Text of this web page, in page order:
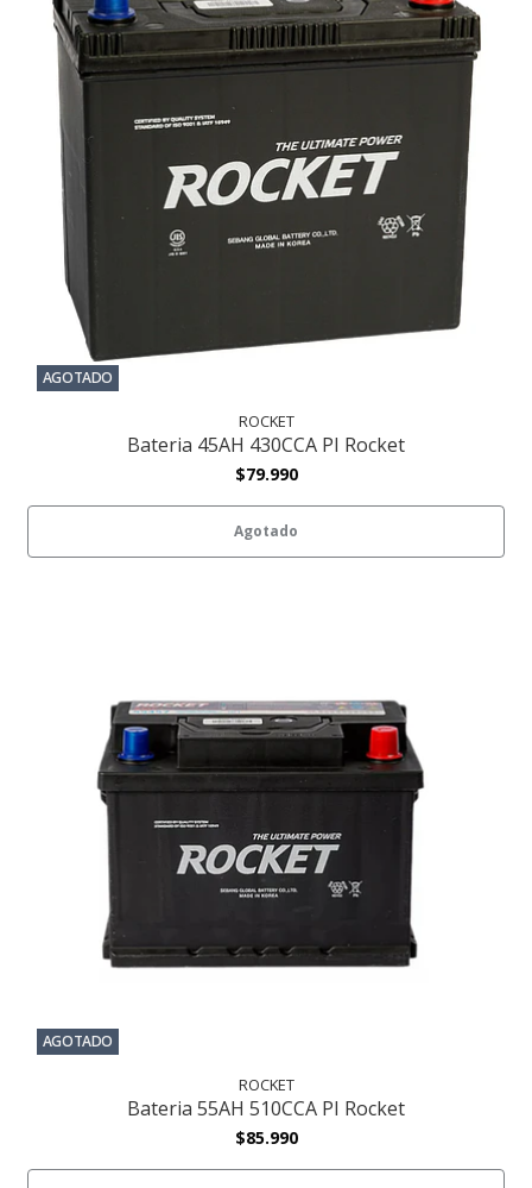
AGOTADO
ROCKET
Bateria 45AH 430CCA PI Rocket
$79.990
Agotado
AGOTADO
ROCKET
Bateria 55AH 510CCA PI Rocket
$85.990